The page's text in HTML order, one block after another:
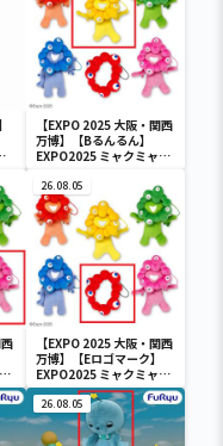
【EXPO 2025 大阪・関西
万博】【Bるんるん】
EXPO2025 ミャクミャク
ぐるみ
26.08.05
【EXPO 2025 大阪・関西
万博】【Eロゴマーク】
EXPO2025 ミャクミャク
カラフルゴム紐付きぬい
ぐるみ
26.08.05